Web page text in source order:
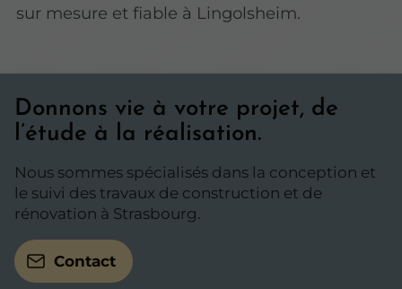
sur mesure et fiable à Lingolsheim.
Donnons vie à votre projet, de
l’étude à la réalisation.
Nous sommes spécialisés dans la conception et
le suivi des travaux de construction et de
rénovation à Strasbourg.
Contact